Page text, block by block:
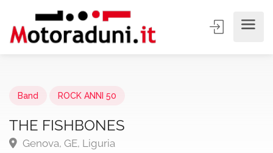
Band ROCK ANNI 50
THE FISHBONES
Genova, GE, Liguria